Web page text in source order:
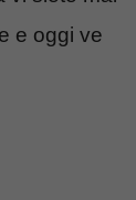
e oggi ve